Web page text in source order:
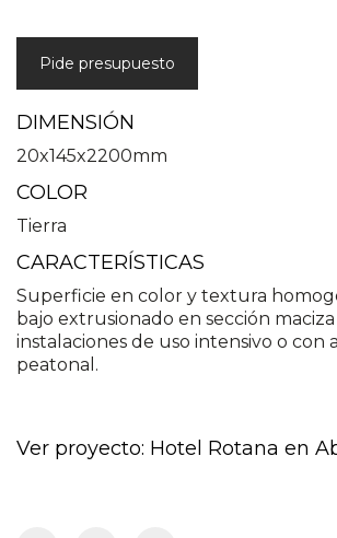
Pide presupuesto
DIMENSIÓN
20x145x2200mm
COLOR
Tierra
CARACTERÍSTICAS
Superficie en color y textura
bajo extrusionado en sección
instalaciones de uso intensivo o con
peatonal.
Ver proyecto: Hotel Rotana en